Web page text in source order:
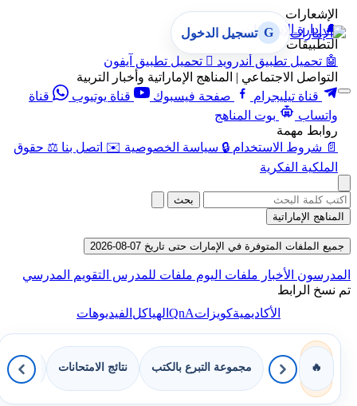
الإشعارات
🔔 إدارة الإشعارات
التطبيقات
🤖 تحميل تطبيق أندرويد  تحميل تطبيق آيفون
التواصل الاجتماعي | المناهج الإماراتية وأخبار التربية
قناة تيليجرام
صفحة فيسبوك قناة يوتيوب
قناة
واتساب
بوت المناهج
روابط مهمة
📄 شروط الاستخدام 🔒 سياسة الخصوصية ✉️ اتصل بنا ⚖️ حقوق
الملكية الفكرية
G تسجيل الدخول
بحث
المناهج الإماراتية
جميع الملفات المتوفرة في الإمارات حتى تاريخ 07-08-2026
المدرسون الأخبار ملفات اليوم ملفات للمدرس التقويم المدرسي
تم نسخ الرابط
الأكاديميةكويزاتQnAالهياكلالفيديوهات
🔥 مجموعة التبرع بالكتب نتائج الامتحانات